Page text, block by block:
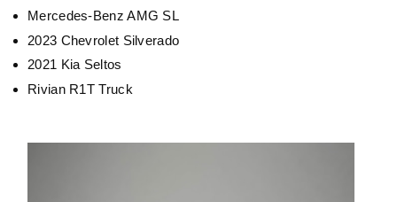
Mercedes-Benz AMG SL
2023 Chevrolet Silverado
2021 Kia Seltos
Rivian R1T Truck